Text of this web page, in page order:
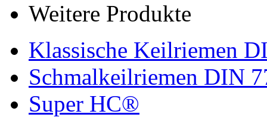
Weitere Produkte
Klassische Keilriemen
Schmalkeilriemen DIN
Super HC®